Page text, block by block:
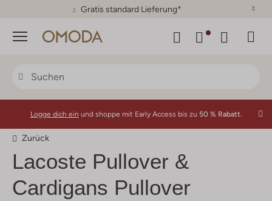
30 Tage Rückgaberecht
Menü
Logge dich ein und shoppe mit Early Access bis zu 50 % Rabatt.
Zurück
Lacoste Pullover &
Cardigans Pullover